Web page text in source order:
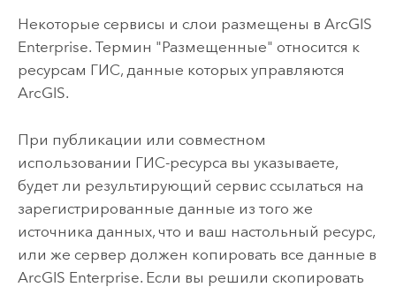
Некоторые сервисы и слои размещены в ArcGIS
Enterprise. Термин "Размещенные" относится к
ресурсам ГИС, данные которых управляются
ArcGIS.
При публикации или совместном
использовании ГИС-ресурса вы указываете,
будет ли результирующий сервис ссылаться на
зарегистрированные данные из того же
источника данных, что и ваш настольный ресурс,
или же сервер должен копировать все данные в
ArcGIS Enterprise. Если вы решили скопировать